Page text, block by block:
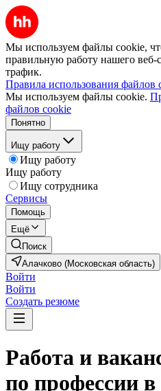
Мы используем файлы cookie,
правильную работу нашего веб-
трафик.
Правила использования файлов
Мы используем файлы cookie.
файлов cookie
Понятно
Ищу работу
Ищу работу
Ищу работу
Ищу сотрудника
Сервисы
Помощь
Ещё
Поиск
Алачково (Московская область)
Войти
Войти
Создать резюме
Работа и
по профессии